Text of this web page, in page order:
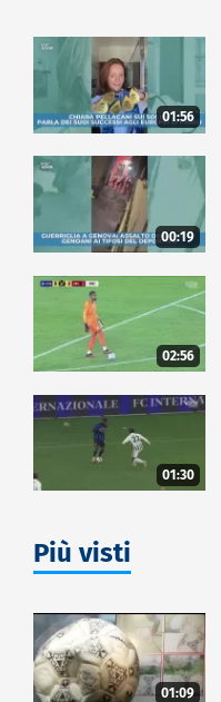
01:56
00:19
02:56
01:30
Più visti
01:09